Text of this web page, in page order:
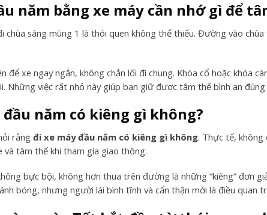
năm bằng xe máy cần nhớ gì để
chùa sáng mùng 1 là thói quen không thể thiếu. Đường vào
để xe ngay ngắn, không chắn lối đi chung. Khóa cổ hoặc khóa
Những việc rất nhỏ này giúp bạn giữ được tâm thế bình an đúng
năm có kiêng gì không?
rằng đi xe máy đầu năm có kiêng gì không. Thực tế, không
và tâm thế khi tham gia giao thông.
bực bội, không hơn thua trên đường là những “kiêng” đơn
bóng, nhưng người lái bình tĩnh và cẩn thận mới là điều quan